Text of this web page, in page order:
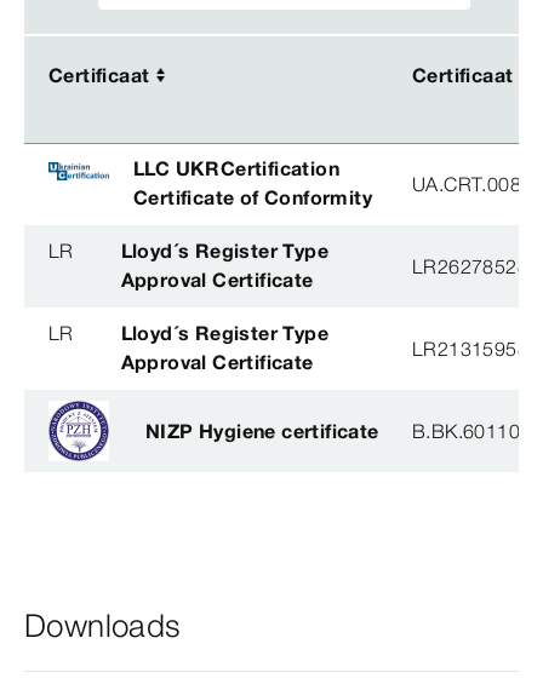
Certificaat Certificaat
Certificaat Certificaat
LLC UKRCertification
Certificate of Conformity
LR
Lloyd´s Register Type
Approval Certificate
LR
Lloyd´s Register Type
Approval Certificate
NIZP Hygiene certificate
Downloads